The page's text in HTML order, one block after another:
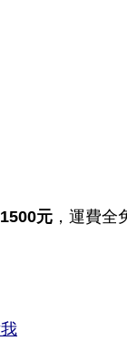
1500元 ，運費全